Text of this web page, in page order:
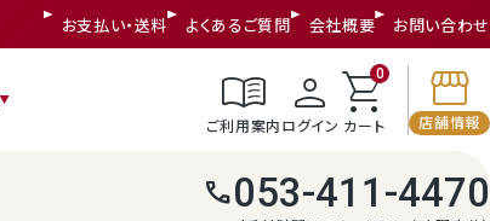
お支払い・送料 よくあるご質問 会社概要 お問い合わせ
menu_book
ご利用案内
person
ログイン
shopping_cart
0
カート
storefront
店舗情報
call053-411-4470